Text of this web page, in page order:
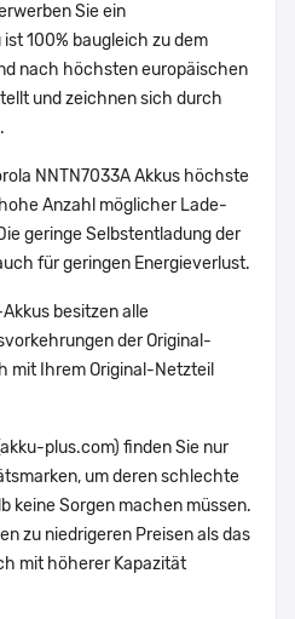
Sie ein
100% baugleich zu dem
nach höchsten europäischen
und zeichnen sich durch
NNTN7033A Akkus höchste
Anzahl möglicher Lade-
geringe Selbstentladung der
für geringen Energieverlust.
besitzen alle
der Original-
mit Ihrem Original-Netzteil
plus.com) finden Sie nur
um deren schlechte
keine Sorgen machen müssen.
zu niedrigeren Preisen als das
mit höherer Kapazität